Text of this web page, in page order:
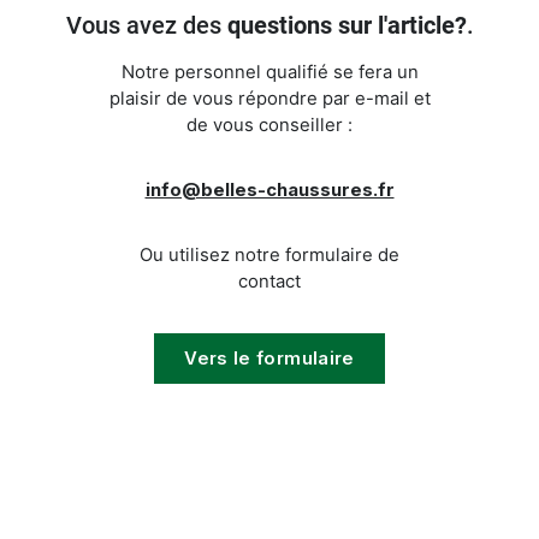
Vous avez des questions sur l'article?.
Notre personnel qualifié se fera un
plaisir de vous répondre par e-mail et
de vous conseiller :
info@belles-chaussures.fr
Ou utilisez notre formulaire de
contact
Vers le formulaire